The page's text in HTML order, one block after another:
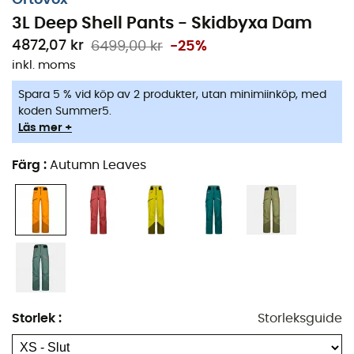
3L Deep Shell Pants - Skidbyxa Dam
4872,07 kr 6499,00 kr -25%
inkl. moms
Spara 5 % vid köp av 2 produkter, utan minimiinköp, med
koden Summer5.
Läs mer +
Färg : Autumn Leaves
Storlek : Storleksguide
Justerbar nederkant med optimerad kardborre
Bältesöglor
1 höftficka
2 fickor med bred öppning på låren med liten
integrerad karbinhake (för att säkra
lavinsändaren)
Sido-ventilationsdragkedjor
MERINOS-insatser på områden känsliga för kyla
Förformade knän
Integrerade damasker
Vatten- och vindtät (minst 20.000 vattenpelare –
100 % vindtät)